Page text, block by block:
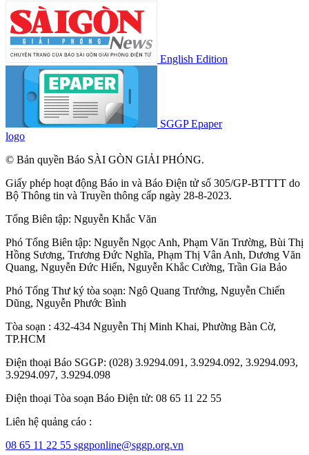
English Edition
SGGP Epaper
logo
© Bản quyền Báo SÀI GÒN GIẢI PHÓNG.
Giấy phép hoạt động Báo in và Báo Điện tử số 305/GP-BTTTT do
Bộ Thông tin và Truyền thông cấp ngày 28-8-2023.
Tổng Biên tập: Nguyễn Khắc Văn
Phó Tổng Biên tập: Nguyễn Ngọc Anh, Phạm Văn Trường, Bùi Thị
Hồng Sương, Trương Đức Nghĩa, Phạm Thị Vân Anh, Dương Văn
Quang, Nguyễn Đức Hiển, Nguyễn Khắc Cường, Trần Gia Bảo
Phó Tổng Thư ký tòa soạn: Ngô Quang Trưởng, Nguyễn Chiến
Dũng, Nguyễn Phước Bình
Tòa soạn : 432-434 Nguyễn Thị Minh Khai, Phường Bàn Cờ,
TP.HCM
Điện thoại Báo SGGP: (028) 3.9294.091, 3.9294.092, 3.9294.093,
3.9294.097, 3.9294.098
Điện thoại Tòa soạn Báo Điện tử: 08 65 11 22 55
Liên hệ quảng cáo :
08 65 11 22 55 sggponline@sggp.org.vn